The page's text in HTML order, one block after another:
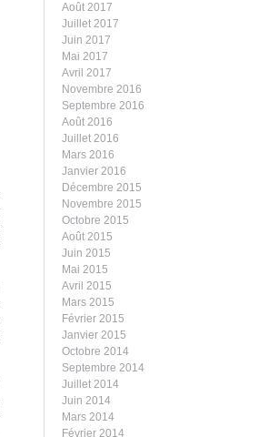
Août 2017
Juillet 2017
Juin 2017
Mai 2017
Avril 2017
Novembre 2016
Septembre 2016
Août 2016
Juillet 2016
Mars 2016
Janvier 2016
Décembre 2015
Novembre 2015
Octobre 2015
Août 2015
Juin 2015
Mai 2015
Avril 2015
Mars 2015
Février 2015
Janvier 2015
Octobre 2014
Septembre 2014
Juillet 2014
Juin 2014
Mars 2014
Février 2014